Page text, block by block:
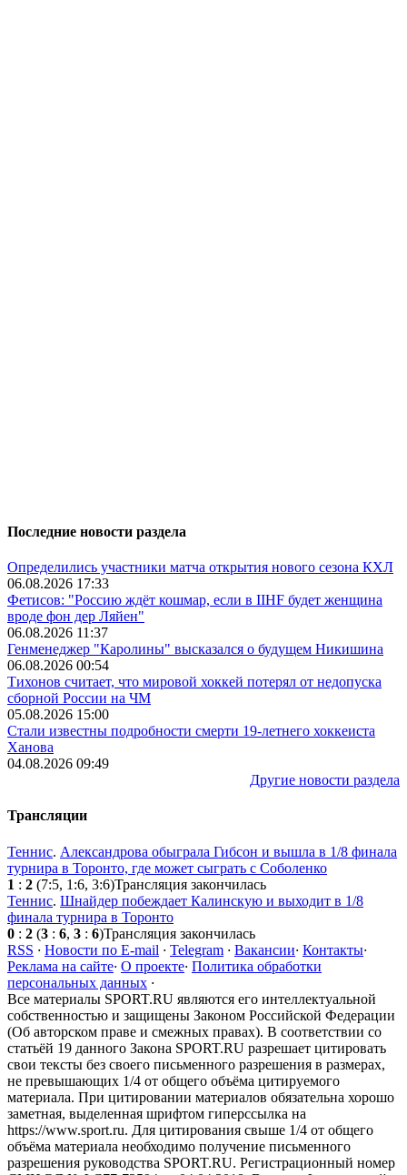
Последние новости раздела
Определились участники матча открытия нового сезона КХЛ
06.08.2026 17:33
Фетисов: "Россию ждёт кошмар, если в IIHF будет женщина
вроде фон дер Ляйен"
06.08.2026 11:37
Генменеджер "Каролины" высказался о будущем Никишина
06.08.2026 00:54
Тихонов считает, что мировой хоккей потерял от недопуска
сборной России на ЧМ
05.08.2026 15:00
Стали известны подробности смерти 19-летнего хоккеиста
Ханова
04.08.2026 09:49
Другие новости раздела
Трансляции
Теннис. Александрова обыграла Гибсон и вышла в 1/8 финала
турнира в Торонто, где может сыграть с Соболенко
1 : 2 (7:5, 1:6, 3:6)Трансляция закончилась
Теннис. Шнайдер побеждает Калинскую и выходит в 1/8
финала турнира в Торонто
0 : 2 (3 : 6, 3 : 6)Трансляция закончилась
RSS · Новости по E-mail · Telegram · Вакансии· Контакты·
Реклама на сайте· О проекте· Политика обработки
персональных данных ·
Все материалы SPORT.RU являются его интеллектуальной
собственностью и защищены Законом Российской Федерации
(Об авторском праве и смежных правах). В соответствии со
статьёй 19 данного Закона SPORT.RU разрешает цитировать
свои тексты без своего письменного разрешения в размерах,
не превышающих 1/4 от общего объёма цитируемого
материала. При цитировании материалов обязательна хорошо
заметная, выделенная шрифтом гиперссылка на
https://www.sport.ru. Для цитирования свыше 1/4 от общего
объёма материала необходимо получение письменного
разрешения руководства SPORT.RU. Регистрационный номер